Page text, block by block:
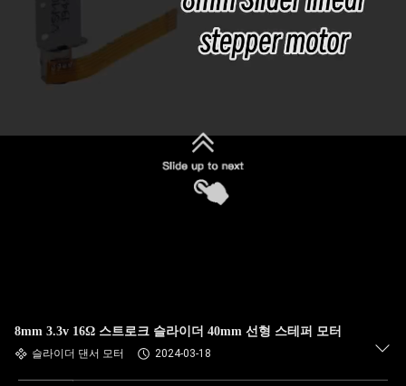
8mm 3.3v 16Ω 스트로크 슬라이더 40mm 선형 스테퍼 모터
슬라이더 댄서 모터 2024-03-18